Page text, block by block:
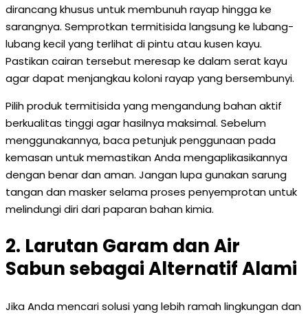
dirancang khusus untuk membunuh rayap hingga ke
sarangnya. Semprotkan termitisida langsung ke lubang-
lubang kecil yang terlihat di pintu atau kusen kayu.
Pastikan cairan tersebut meresap ke dalam serat kayu
agar dapat menjangkau koloni rayap yang bersembunyi.
Pilih produk termitisida yang mengandung bahan aktif
berkualitas tinggi agar hasilnya maksimal. Sebelum
menggunakannya, baca petunjuk penggunaan pada
kemasan untuk memastikan Anda mengaplikasikannya
dengan benar dan aman. Jangan lupa gunakan sarung
tangan dan masker selama proses penyemprotan untuk
melindungi diri dari paparan bahan kimia.
2. Larutan Garam dan Air
Sabun sebagai Alternatif Alami
Jika Anda mencari solusi yang lebih ramah lingkungan dan